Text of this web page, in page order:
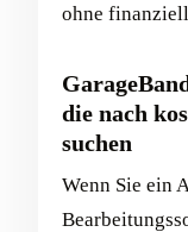
ohne
die nach
suchen
Wenn Sie ein